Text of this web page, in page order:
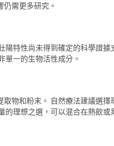
需更多研究。
陽特性尚未得到確定的科學證
單一的生物活性成分。
物和粉末。 自然療法建議選
理想之選，可以混合在熱飲或